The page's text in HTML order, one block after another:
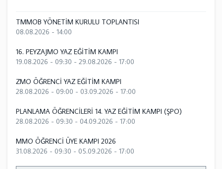
TMMOB YÖNETİM KURULU TOPLANTISI
08.08.2026 - 14:00
16. PEYZAJMO YAZ EĞİTİM KAMPI
19.08.2026 - 09:30 - 29.08.2026 - 17:00
ZMO ÖĞRENCİ YAZ EĞİTİM KAMPI
28.08.2026 - 09:00 - 03.09.2026 - 17:00
PLANLAMA ÖĞRENCİLERİ 14. YAZ EĞİTİM KAMPI (ŞPO)
28.08.2026 - 09:30 - 04.09.2026 - 17:00
MMO ÖĞRENCİ ÜYE KAMPI 2026
31.08.2026 - 09:30 - 05.09.2026 - 17:00